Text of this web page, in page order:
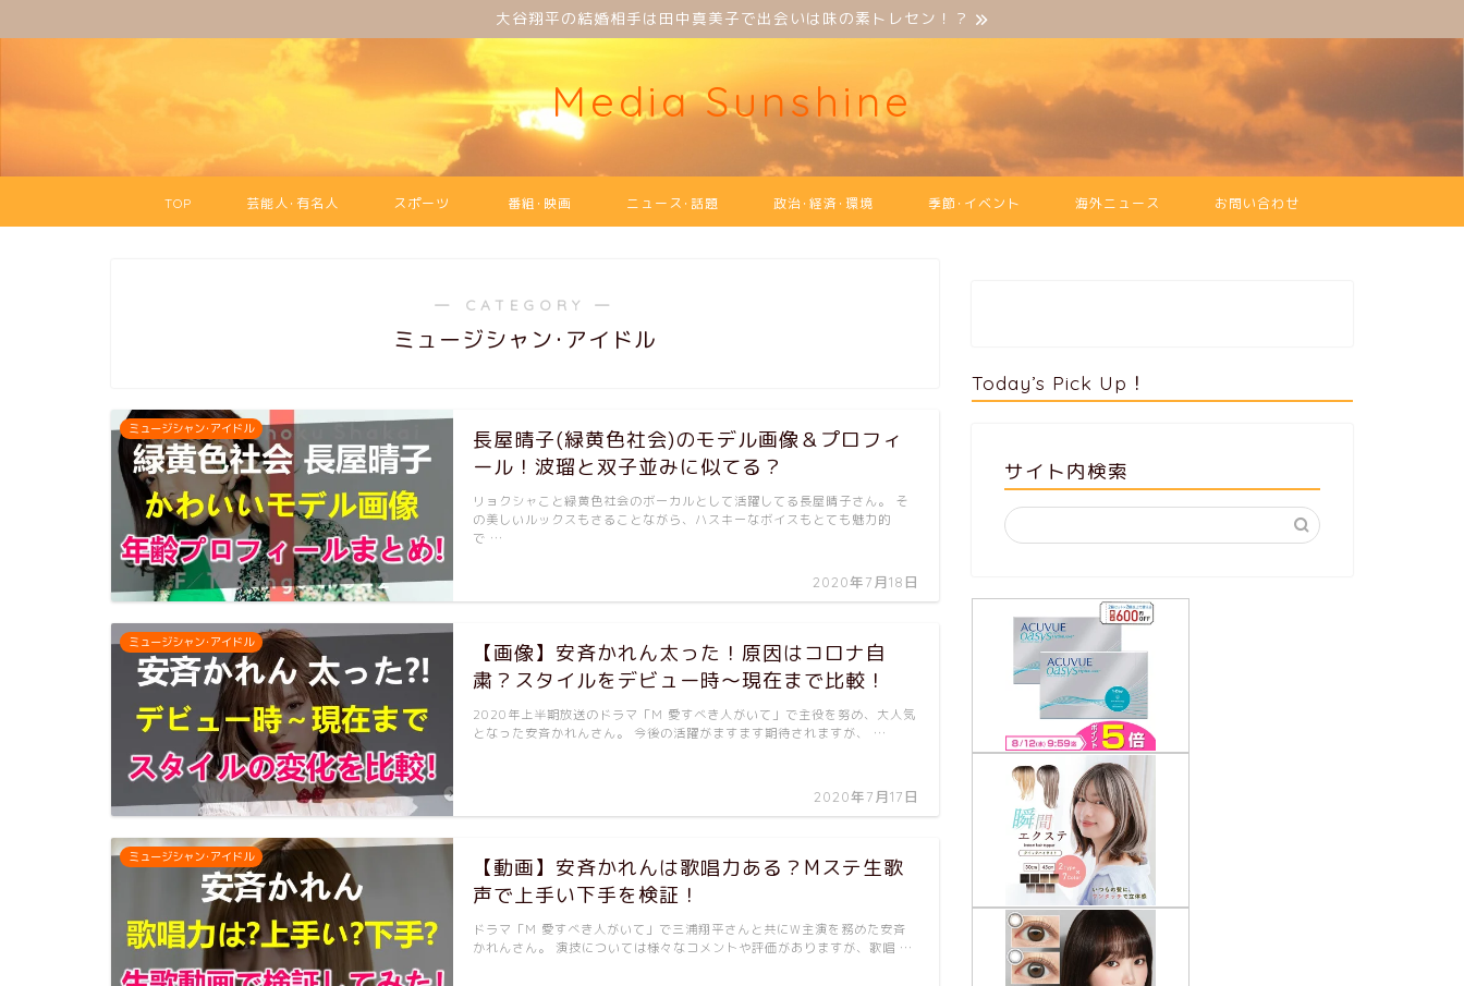
大谷翔平の結婚相手は田中真美子で出会いは味の素トレセン！？
Media Sunshine
TOP 芸能人･有名人 スポーツ 番組･映画 ニュース･話題 政治･経済･環境 季節･イベント 海外ニュース お問い合わせ
― CATEGORY ―
ミュージシャン･アイドル
ミュージシャン･アイドル
長屋晴子(緑黄色社会)のモデル画像＆プロフィ
ール！波瑠と双子並みに似てる？
2020年7月18日
リョクシャこと緑黄色社会のボーカルとして活躍してる長屋晴子さん。 そ
の美しいルックスもさることながら、ハスキーなボイスもとても魅力的
で …
ミュージシャン･アイドル
【画像】安斉かれん太った！原因はコロナ自
粛？スタイルをデビュー時～現在まで比較！
2020年7月17日
2020年上半期放送のドラマ「M 愛すべき人がいて」で主役を努め、大人気
となった安斉かれんさん。 今後の活躍がますます期待されますが、 …
ミュージシャン･アイドル
【動画】安斉かれんは歌唱力ある？Mステ生歌
声で上手い下手を検証！
ドラマ「M 愛すべき人がいて」で三浦翔平さんと共にW主演を務めた安斉
かれんさん。 演技については様々なコメントや評価がありますが、歌唱 …
Today’s Pick Up！
サイト内検索